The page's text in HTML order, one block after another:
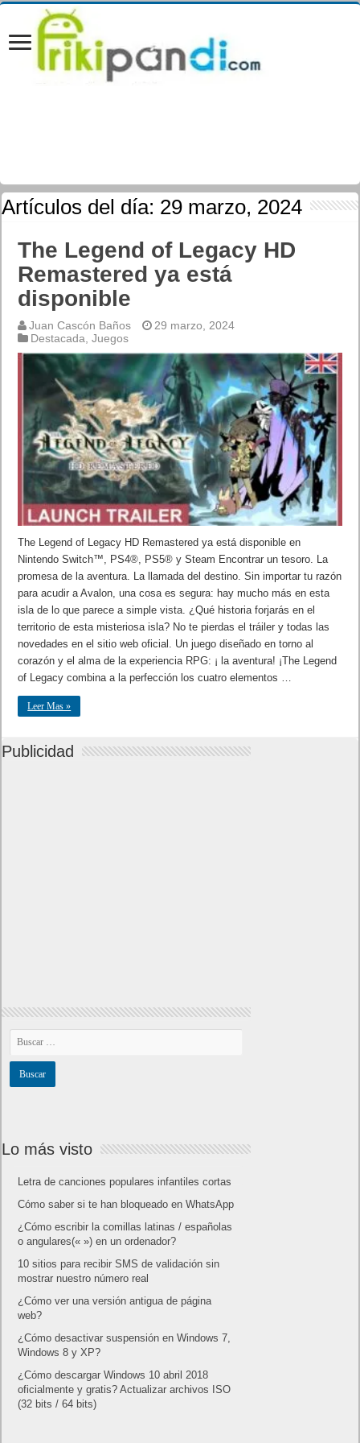
Artículos del día: 29 marzo, 2024
The Legend of Legacy HD
Remastered ya está
disponible
Juan Cascón Baños
29 marzo, 2024
Destacada ,Juegos
The Legend of Legacy HD Remastered ya está disponible en
Nintendo Switch™, PS4®, PS5® y Steam Encontrar un tesoro. La
promesa de la aventura. La llamada del destino. Sin importar tu razón
para acudir a Avalon, una cosa es segura: hay mucho más en esta
isla de lo que parece a simple vista. ¿Qué historia forjarás en el
territorio de esta misteriosa isla? No te pierdas el tráiler y todas las
novedades en el sitio web oficial. Un juego diseñado en torno al
corazón y el alma de la experiencia RPG: ¡ la aventura! ¡The Legend
of Legacy combina a la perfección los cuatro elementos …
Leer Mas »
Publicidad
Lo más visto
Letra de canciones populares infantiles cortas
Cómo saber si te han bloqueado en WhatsApp
¿Cómo escribir la comillas latinas / españolas
o angulares(« ») en un ordenador?
10 sitios para recibir SMS de validación sin
mostrar nuestro número real
¿Cómo ver una versión antigua de página
web?
¿Cómo desactivar suspensión en Windows 7,
Windows 8 y XP?
¿Cómo descargar Windows 10 abril 2018
oficialmente y gratis? Actualizar archivos ISO
(32 bits / 64 bits)